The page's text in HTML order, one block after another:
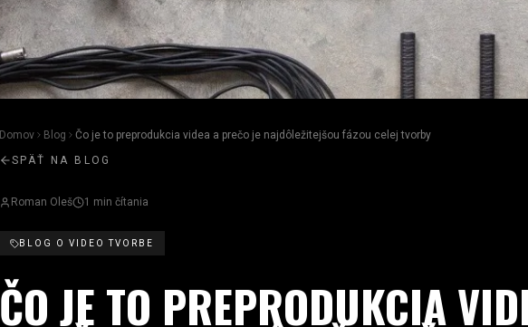
Domov Blog
Čo je to preprodukcia videa a prečo je najdôležitejšou fázou celej tvorby
SPÄŤ NA BLOG
Roman Oleš 1 min čítania
BLOG O VIDEO TVORBE
ČO JE TO PREPRODUKCIA